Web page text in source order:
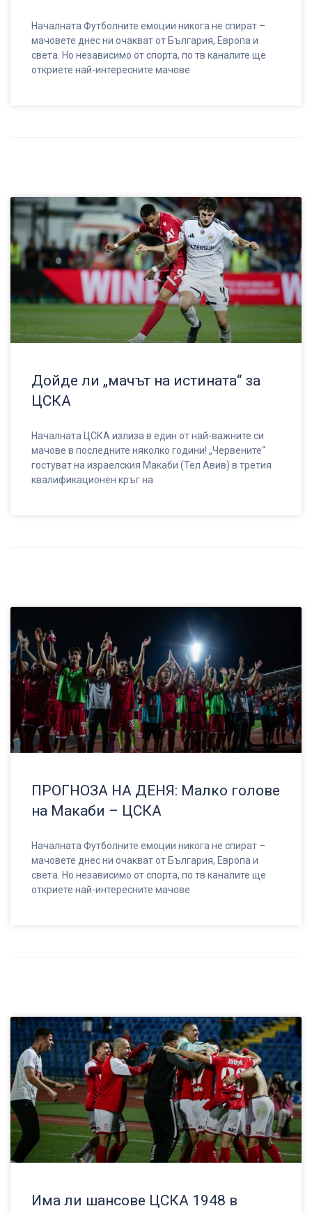
Началната Футболните емоции никога не спират –
мачовете днес ни очакват от България, Европа и
света. Но независимо от спорта, по тв каналите ще
откриете най-интересните мачове
Дойде ли „мачът на истината“ за
ЦСКА
Началната ЦСКА излиза в един от най-важните си
мачове в последните няколко години! „Червените“
гостуват на израелския Макаби (Тел Авив) в третия
квалификационен кръг на
ПРОГНОЗА НА ДЕНЯ: Малко голове
на Макаби – ЦСКА
Началната Футболните емоции никога не спират –
мачовете днес ни очакват от България, Европа и
света. Но независимо от спорта, по тв каналите ще
откриете най-интересните мачове
Има ли шансове ЦСКА 1948 в